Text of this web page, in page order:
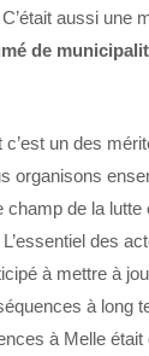
aussi une
de
un des
organisons
champ de la
des
à mettre à
à long
à Melle